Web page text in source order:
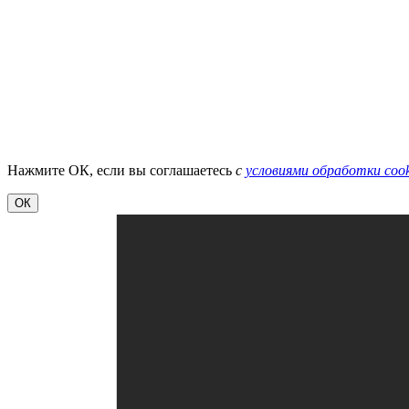
Нажмите ОК, если вы соглашаетесь с условиями обработки
ОК